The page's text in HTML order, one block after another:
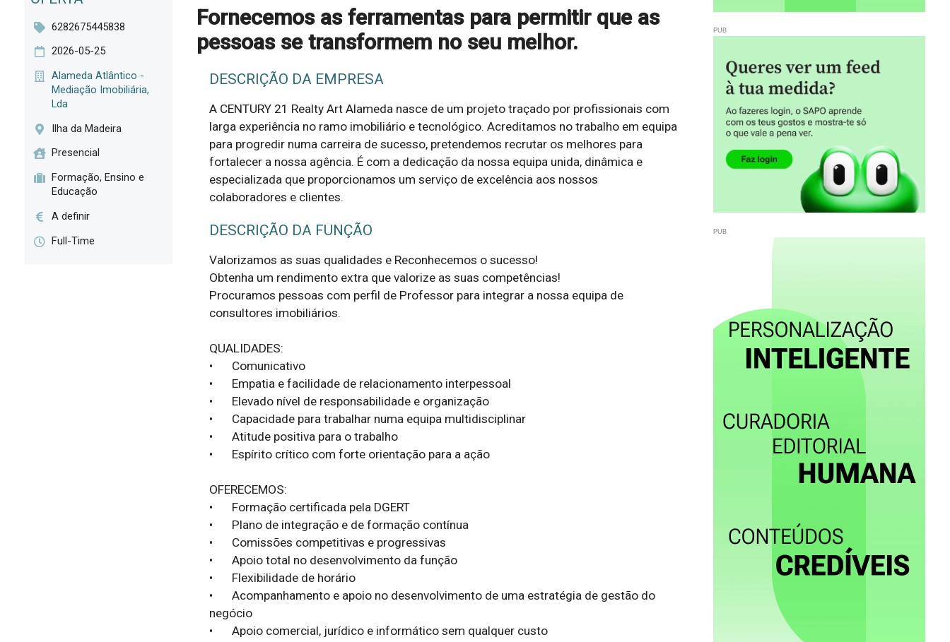
6282675445838
2026-05-25
Alameda Atlântico -
Mediação Imobiliária,
Lda
Ilha da Madeira
Presencial
Formação, Ensino e
Educação
A definir
Full-Time
Fornecemos as ferramentas para permitir que as
pessoas se transformem no seu melhor.
DESCRIÇÃO DA EMPRESA
A CENTURY 21 Realty Art Alameda nasce de um projeto traçado por profissionais com
larga experiência no ramo imobiliário e tecnológico. Acreditamos no trabalho em equipa
para progredir numa carreira de sucesso, pretendemos recrutar os melhores para
fortalecer a nossa agência. É com a dedicação da nossa equipa unida, dinâmica e
especializada que proporcionamos um serviço de excelência aos nossos
colaboradores e clientes.
DESCRIÇÃO DA FUNÇÃO
Valorizamos as suas qualidades e Reconhecemos o sucesso!
Obtenha um rendimento extra que valorize as suas competências!
Procuramos pessoas com perfil de Professor para integrar a nossa equipa de
consultores imobiliários.
QUALIDADES:
•	Comunicativo
•	Empatia e facilidade de relacionamento interpessoal
•	Elevado nível de responsabilidade e organização
•	Capacidade para trabalhar numa equipa multidisciplinar
•	Atitude positiva para o trabalho
•	Espírito crítico com forte orientação para a ação
OFERECEMOS:
•	Formação certificada pela DGERT
•	Plano de integração e de formação contínua
•	Comissões competitivas e progressivas
•	Apoio total no desenvolvimento da função
•	Flexibilidade de horário
•	Acompanhamento e apoio no desenvolvimento de uma estratégia de gestão do
negócio
•	Apoio comercial, jurídico e informático sem qualquer custo